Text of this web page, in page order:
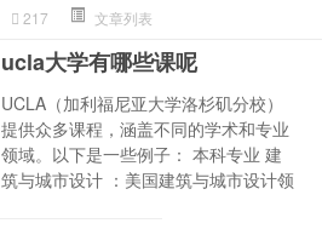
217 文章列表
ucla大学有哪些课呢
UCLA（加利福尼亚大学洛杉矶分校）
提供众多课程，涵盖不同的学术和专业
领域。以下是一些例子： 本科专业 建
筑与城市设计 ：美国建筑与城市设计领